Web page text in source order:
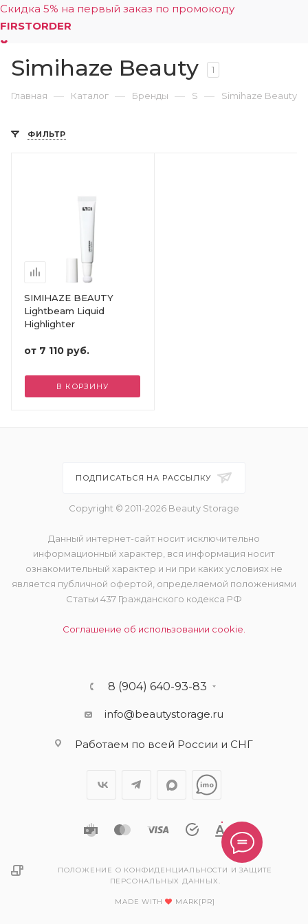
Скидка 5% на первый заказ по промокоду
FIRSTORDER
Simihaze Beauty 1
Главная — Каталог — Бренды — S — Simihaze Beauty
ФИЛЬТР
SIMIHAZE BEAUTY
Lightbeam Liquid
Highlighter
от 7 110 руб.
В КОРЗИНУ
ПОДПИСАТЬСЯ НА РАССЫЛКУ
Copyright © 2011-2026 Beauty Storage
Данный интернет-сайт носит исключительно
информационный характер, вся информация носит
ознакомительный характер и ни при каких условиях не
является публичной офертой, определяемой положениями
Статьи 437 Гражданского кодекса РФ
Соглашение об использовании cookie.
8 (904) 640-93-83
info@beautystorage.ru
Работаем по всей России и СНГ
ПОЛОЖЕНИЕ О КОНФИДЕНЦИАЛЬНОСТИ И ЗАЩИТЕ
ПЕРСОНАЛЬНЫХ ДАННЫХ.
MADE WITH MARK[PR]